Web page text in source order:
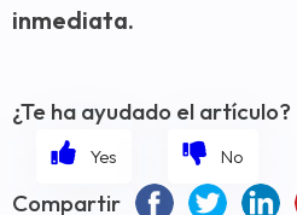
inmediata.
¿Te ha ayudado el artículo?
Compartir